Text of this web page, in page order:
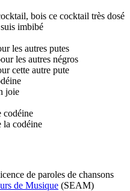
bois ce cocktail très dosé
imbibé
les autres putes
les autres négros
cette autre pute
joie
codéine
la codéine
de paroles de chansons
de Musique (SEAM)